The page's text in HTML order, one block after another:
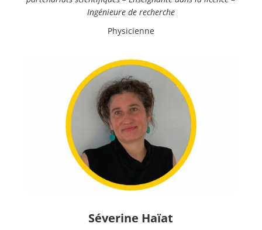
Ingénieure de recherche
Physicienne
Séverine Haïat